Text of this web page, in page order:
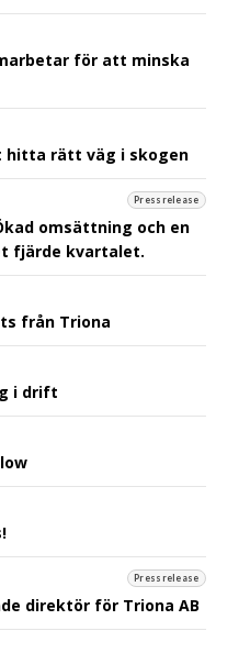
för att minska
hitta rätt väg i skogen
Pressrelease
omsättning och en
fjärde kvartalet.
från Triona
i drift
Pressrelease
direktör för Triona AB